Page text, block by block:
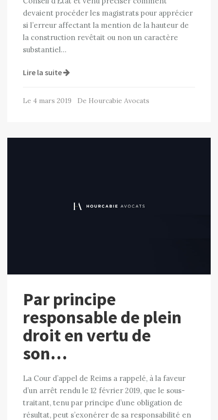
devaient procéder les magistrats pour apprécier
si l’erreur affectant la mention de la hauteur de
la construction revêtait ou non un caractère
substantiel…
Lire la suite
Le 4 mars 2019 De Hourcabie Avocats
Par principe
responsable de plein
droit en vertu de
son…
La Cour d’appel de Reims a rappelé, à la faveur
d’un arrêt rendu le 12 février 2019, que le sous-
traitant, tenu par principe d’une obligation de
résultat, peut s’exonérer de sa responsabilité en